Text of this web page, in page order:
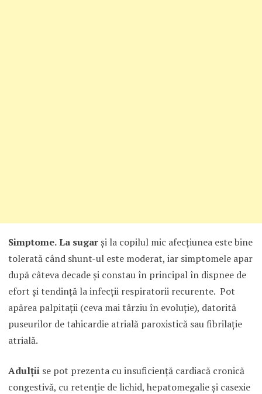
Simptome. La sugarşi la copilul mic afecţiunea este bine
tolerată când shunt-ul este moderat, iar simptomele apar
după câteva decade şi constau în principal în dispnee de
efort şi tendinţă la infecţii respiratorii recurente. Pot
apărea palpitaţii (ceva mai târziu în evoluţie), datorită
puseurilor de tahicardie atrială paroxistică sau fibrilaţie
atrială.
Adulţiise pot prezenta cu insuficienţă cardiacă cronică
congestivă, cu retenţie de lichid, hepatomegalie şi casexie